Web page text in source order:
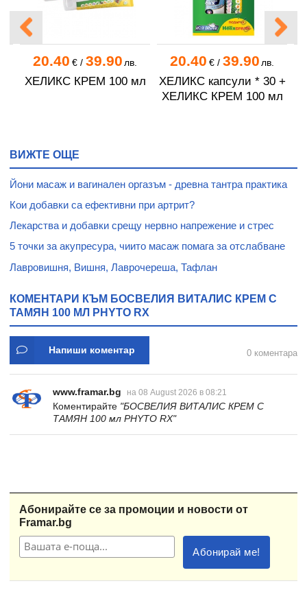
20.40 €/ 39.90 лв.
ХЕЛИКС КРЕМ 100 мл
20.40 €/ 39.90 лв.
ХЕЛИКС капсули * 30 +
ХЕЛИКС КРЕМ 100 мл
ВИЖТЕ ОЩЕ
Йони масаж и вагинален оргазъм - древна тантра практика
Кои добавки са ефективни при артрит?
Лекарства и добавки срещу нервно напрежение и стрес
5 точки за акупресура, чиито масаж помага за отслабване
Лавровишня, Вишня, Лаврочереша, Тафлан
КОМЕНТАРИ КЪМ БОСВЕЛИЯ ВИТАЛИС КРЕМ С
ТАМЯН 100 МЛ PHYTO RX
Напиши коментар 0 коментара
www.framar.bg на 08 August 2026 в 08:21
Коментирайте "БОСВЕЛИЯ ВИТАЛИС КРЕМ С
ТАМЯН 100 мл PHYTO RX"
Абонирайте се за промоции и новости от
Framar.bg